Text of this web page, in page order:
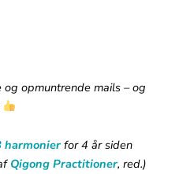
opmuntrende mails – og
harmonier for 4 år siden
Qigong Practitioner, red.)